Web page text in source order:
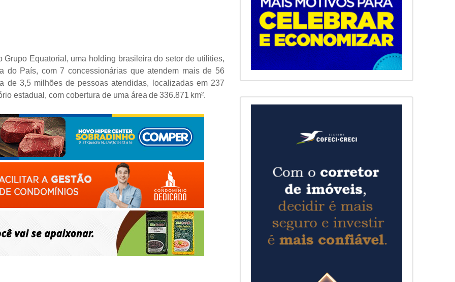
Equatorial, uma holding brasileira do setor de utilities,
do País, com 7 concessionárias que atendem mais de 56
de 3,5 milhões de pessoas atendidas, localizadas em 237
estadual, com cobertura de uma área de 336.871 km².